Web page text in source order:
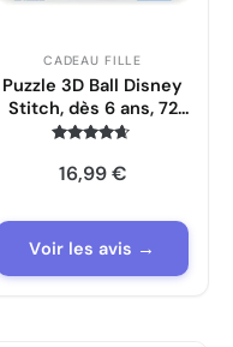
CADEAU FILLE
Puzzle 3D Ball Disney
Stitch, dès 6 ans, 72
pièces numérotées à
4.5
sur 5
16,99€
Voir les avis →